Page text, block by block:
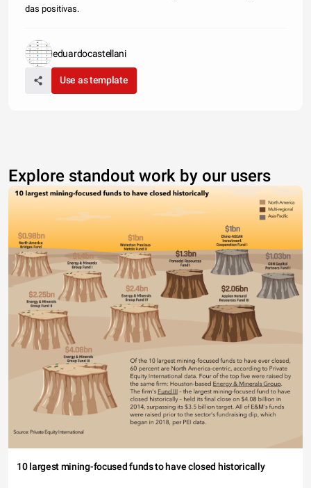
das positivas.
eduardocastellani
Use as template
Explore standout work by our users
10 largest mining-focused funds to have closed historically